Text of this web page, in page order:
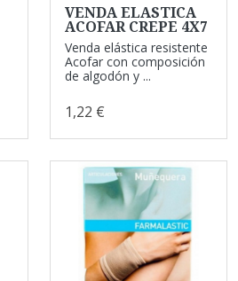
VENDA ELASTICA
ACOFAR CREPE 4X7
Venda elástica resistente
Acofar con composición
de algodón y ...
1,22 €